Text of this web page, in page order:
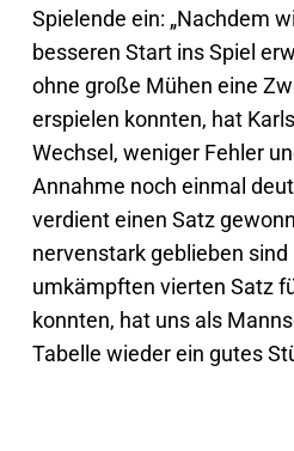
Spielende ein: „Nachdem
besseren Start ins Spiel
ohne große Mühen eine
erspielen konnten, hat
Wechsel, weniger Fehler
Annahme noch einmal
verdient einen Satz
nervenstark geblieben
umkämpften vierten Satz
konnten, hat uns als
Tabelle wieder ein gutes